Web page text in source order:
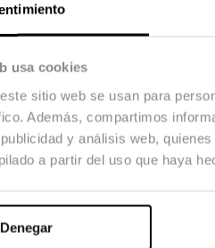
usa cookies
sitio web se usan para
Además, compartimos
y análisis web,
a partir del uso que haya
Denegar
documental. Panorama actual
temes a preguntar,
La distancia en el